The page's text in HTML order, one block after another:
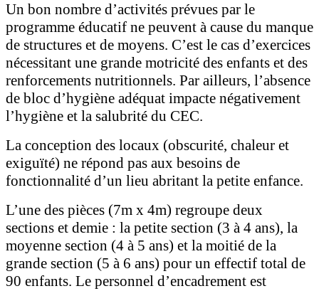
Un bon nombre d’activités prévues par le
programme éducatif ne peuvent à cause du manque
de structures et de moyens. C’est le cas d’exercices
nécessitant une grande motricité des enfants et des
renforcements nutritionnels. Par ailleurs, l’absence
de bloc d’hygiène adéquat impacte négativement
l’hygiène et la salubrité du CEC.
La conception des locaux (obscurité, chaleur et
exiguïté) ne répond pas aux besoins de
fonctionnalité d’un lieu abritant la petite enfance.
L’une des pièces (7m x 4m) regroupe deux
sections et demie : la petite section (3 à 4 ans), la
moyenne section (4 à 5 ans) et la moitié de la
grande section (5 à 6 ans) pour un effectif total de
90 enfants. Le personnel d’encadrement est